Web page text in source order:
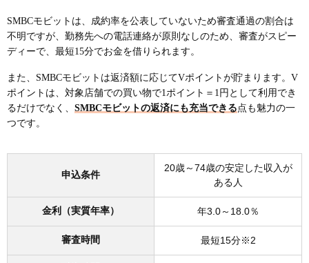
SMBCモビットは、成約率を公表していないため審査通過の割合は
不明ですが、勤務先への電話連絡が原則なしのため、審査がスピー
ディーで、最短15分でお金を借りられます。
また、SMBCモビットは返済額に応じてVポイントが貯まります。V
ポイントは、対象店舗での買い物で1ポイント＝1円として利用でき
るだけでなく、 SMBCモビットの返済にも充当できる点も魅力の一
つです。
申込条件
20歳～74歳の安定した収入が
ある人
金利（実質年率） 年3.0～18.0％
審査時間 最短15分※2